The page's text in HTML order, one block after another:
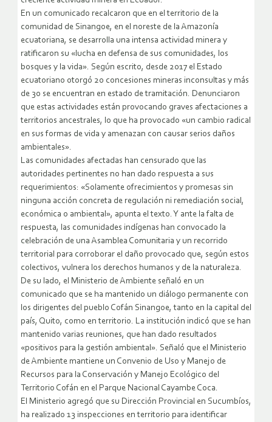
En un comunicado recalcaron que en el territorio de la
comunidad de Sinangoe, en el noreste de la Amazonía
ecuatoriana, se desarrolla una intensa actividad minera y
ratificaron su «lucha en defensa de sus comunidades, los
bosques y la vida». Según escrito, desde 2017 el Estado
ecuatoriano otorgó 20 concesiones mineras inconsultas y más
de 30 se encuentran en estado de tramitación. Denunciaron
que estas actividades están provocando graves afectaciones a
territorios ancestrales, lo que ha provocado «un cambio radical
en sus formas de vida y amenazan con causar serios daños
ambientales».
Las comunidades afectadas han censurado que las
autoridades pertinentes no han dado respuesta a sus
requerimientos: «Solamente ofrecimientos y promesas sin
ninguna acción concreta de regulación ni remediación social,
económica o ambiental», apunta el texto. Y ante la falta de
respuesta, las comunidades indígenas han convocado la
celebración de una Asamblea Comunitaria y un recorrido
territorial para corroborar el daño provocado que, según estos
colectivos, vulnera los derechos humanos y de la naturaleza.
De su lado, el Ministerio de Ambiente señaló en un
comunicado que se ha mantenido un diálogo permanente con
los dirigentes del pueblo Cofán Sinangoe, tanto en la capital del
país, Quito, como en territorio. La institución indicó que se han
mantenido varias reuniones, que han dado resultados
«positivos para la gestión ambiental». Señaló que el Ministerio
de Ambiente mantiene un Convenio de Uso y Manejo de
Recursos para la Conservación y Manejo Ecológico del
Territorio Cofán en el Parque Nacional Cayambe Coca.
El Ministerio agregó que su Dirección Provincial en Sucumbíos,
ha realizado 13 inspecciones en territorio para identificar